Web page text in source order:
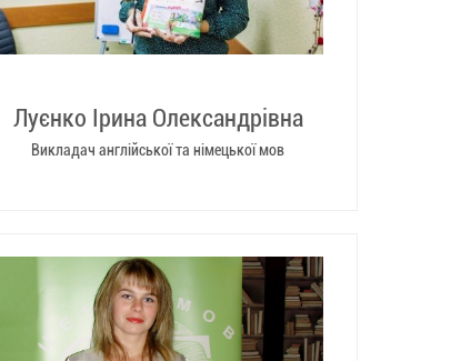
Луєнко Ірина Олександрівна
Викладач англійської та німецької мов